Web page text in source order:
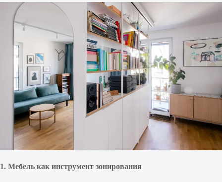
1. Мебель как инструмент зонирования